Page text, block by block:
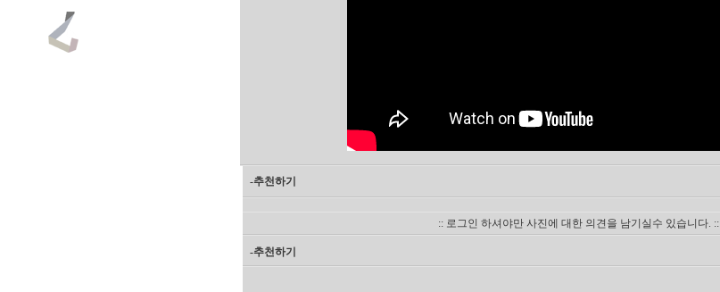
-추천하기
:: 로그인 하셔야만 사진에 대한 의견을 남기실수 있습니다. ::
-추천하기